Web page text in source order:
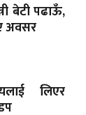
बेटी पढाऊँ,
अवसर
लिएर